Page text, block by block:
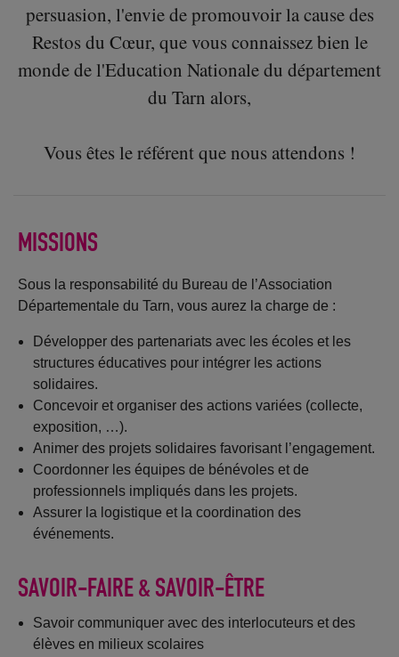
persuasion, l'envie de promouvoir la cause des
Restos du Cœur, que vous connaissez bien le
monde de l'Education Nationale du département
du Tarn alors,
Vous êtes le référent que nous attendons !
MISSIONS
Sous la responsabilité du Bureau de l’Association
Départementale du Tarn, vous aurez la charge de :
Développer des partenariats avec les écoles et les
structures éducatives pour intégrer les actions
solidaires.
Concevoir et organiser des actions variées (collecte,
exposition, …).
Animer des projets solidaires favorisant l’engagement.
Coordonner les équipes de bénévoles et de
professionnels impliqués dans les projets.
Assurer la logistique et la coordination des
événements.
SAVOIR-FAIRE & SAVOIR-ÊTRE
Savoir communiquer avec des interlocuteurs et des
élèves en milieux scolaires